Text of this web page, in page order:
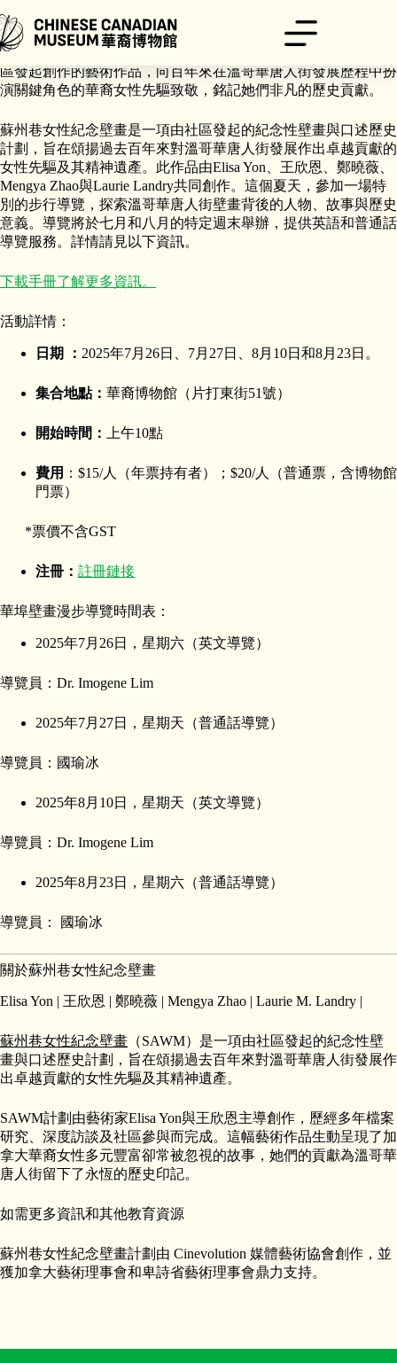
至
主
內
容
誠摯邀請您一同欣賞新揭幕的蘇州巷女性紀念壁畫——這件由社
區發起創作的藝術作品，向百年來在溫哥華唐人街發展歷程中扮
演關鍵角色的華裔女性先驅致敬，銘記她們非凡的歷史貢獻。
蘇州巷女性紀念壁畫是一項由社區發起的紀念性壁畫與口述歷史
計劃，旨在頌揚過去百年來對溫哥華唐人街發展作出卓越貢獻的
女性先驅及其精神遺產。此作品由Elisa Yon、王欣恩、鄭曉薇、
Mengya Zhao與Laurie Landry共同創作。這個夏天，參加一場特
別的步行導覽，探索溫哥華唐人街壁畫背後的人物、故事與歷史
意義。導覽將於七月和八月的特定週末舉辦，提供英語和普通話
導覽服務。詳情請見以下資訊。
下載手冊了解更多資訊。
活動詳情：
日期 ： 2025年7月26日、7月27日、8月10日和8月23日。
集合地點： 華裔博物館（片打東街51號）
開始時間： 上午10點
費用 ：$15/人（年票持有者）；$20/人（普通票，含博物館
門票）
*票價不含GST
注冊： 註冊鏈接
華埠壁畫漫步導覽時間表：
2025年7月26日，星期六（英文導覽）
導覽員：Dr. Imogene Lim
2025年7月27日，星期天（普通話導覽）
導覽員：國瑜冰
2025年8月10日，星期天（英文導覽）
導覽員：Dr. Imogene Lim
2025年8月23日，星期六（普通話導覽）
導覽員： 國瑜冰
關於蘇州巷女性紀念壁畫
Elisa Yon | 王欣恩 | 鄭曉薇 | Mengya Zhao | Laurie M. Landry |
蘇州巷女性紀念壁畫 （SAWM）是一項由社區發起的紀念性壁
畫與口述歷史計劃，旨在頌揚過去百年來對溫哥華唐人街發展作
出卓越貢獻的女性先驅及其精神遺產。
SAWM計劃由藝術家Elisa Yon與王欣恩主導創作，歷經多年檔案
研究、深度訪談及社區參與而完成。這幅藝術作品生動呈現了加
拿大華裔女性多元豐富卻常被忽視的故事，她們的貢獻為溫哥華
唐人街留下了永恆的歷史印記。
如需更多資訊和其他教育資源
蘇州巷女性紀念壁畫計劃由 Cinevolution 媒體藝術協會創作，並
獲加拿大藝術理事會和卑詩省藝術理事會鼎力支持。